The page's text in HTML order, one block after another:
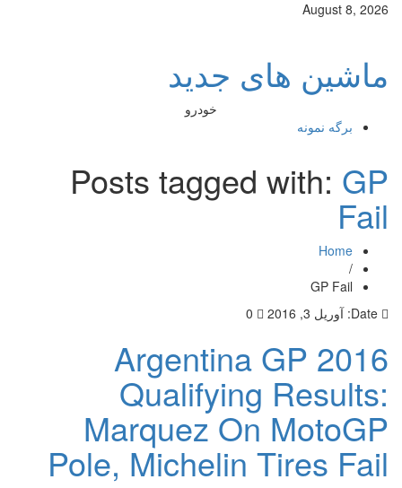
August 8, 2026
ماشین های جدید
خودرو
برگه نمونه
Posts tagged with:GP
Fail
Home
/
GP Fail
Date: آوریل 3, 2016 0
2016 Argentina GP
Qualifying Results:
Marquez On MotoGP
Pole, Michelin Tires Fail